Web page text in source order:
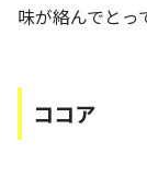
味が絡んでと
ココア